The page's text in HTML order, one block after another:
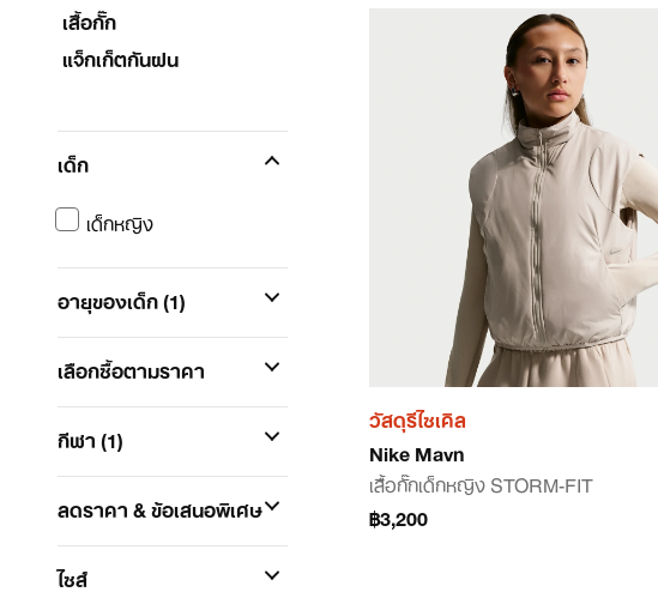
เสื้อกั๊ก
แจ็กเก็ตกันฝน
เด็ก
เด็กหญิง
อายุของเด็ก(1)
เลือกซื้อตามราคา
กีฬา(1)
ลดราคา & ข้อเสนอพิเศษ
ไซส์
วัสดุรีไซเคิล
Nike Mavn
เสื้อกั๊กเด็กหญิง STORM-FIT
฿3,200